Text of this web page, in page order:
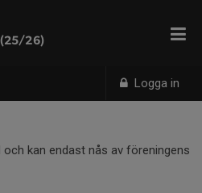
Logga in
(25/26)
kan endast nås av föreningens